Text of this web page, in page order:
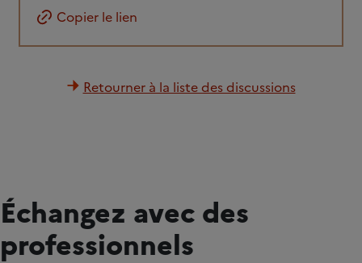
Copier le lien
Retourner à la liste des discussions
Échangez avec des
professionnels